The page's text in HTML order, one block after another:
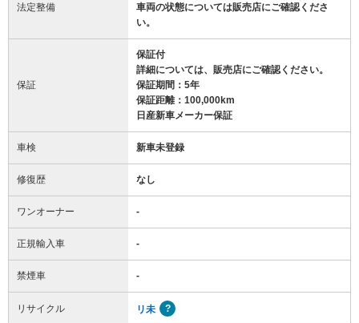
法定整備
車両の状態については販売店にご確認くださ
い。
保証
保証付
詳細については、販売店にご確認ください。
保証期間：5年
保証距離：100,000km
日産新車メーカー保証
車検 新車未登録
修復歴 なし
ワンオーナー -
正規輸入車 -
禁煙車 -
リサイクル リ未